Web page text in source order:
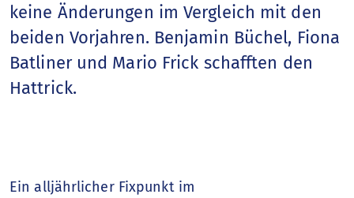
Frauenfussball
Nationale Wettbewerbe
keine Änderungen im Vergleich mit den
beiden Vorjahren. Benjamin Büchel, Fiona
Batliner und Mario Frick schafften den
Hattrick.
Ein alljährlicher Fixpunkt im